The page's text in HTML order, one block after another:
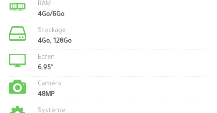
RAM
4Go/6Go
Stockage
4Go, 128Go
Ecran
6.95"
Caméra
48MP
Système